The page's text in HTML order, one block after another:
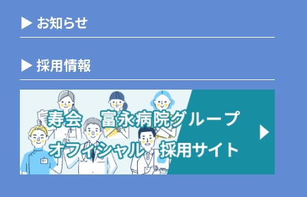
▶ お知らせ
▶ 採用情報